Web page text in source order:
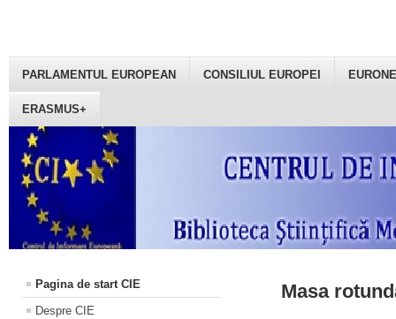
PARLAMENTUL EUROPEAN CONSILIUL EUROPEI
ERASMUS+
Pagina de start CIE
Despre CIE
Masa